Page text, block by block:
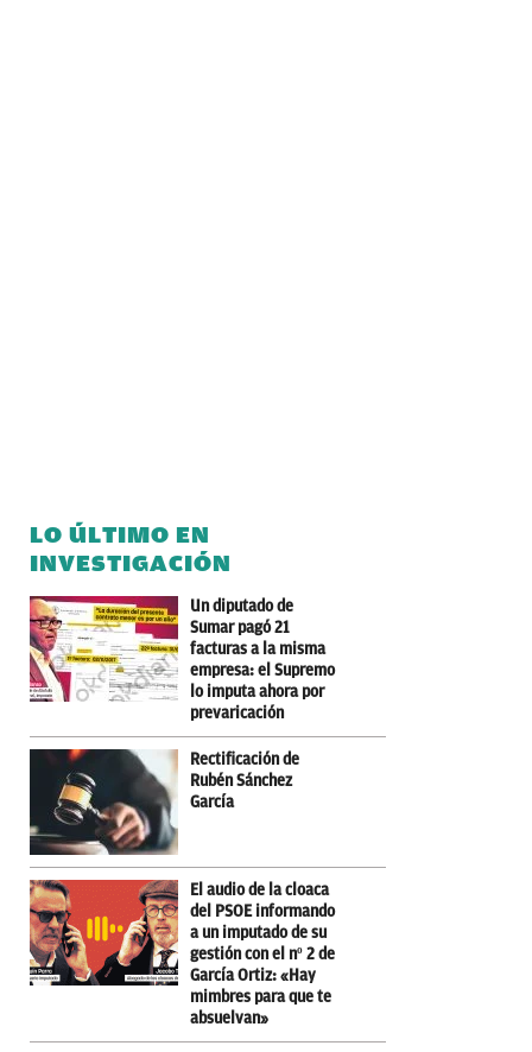
LO ÚLTIMO EN
INVESTIGACIÓN
Un diputado de
Sumar pagó 21
facturas a la misma
empresa: el Supremo
lo imputa ahora por
prevaricación
Rectificación de
Rubén Sánchez
García
El audio de la cloaca
del PSOE informando
a un imputado de su
gestión con el nº 2 de
García Ortiz: «Hay
mimbres para que te
absuelvan»